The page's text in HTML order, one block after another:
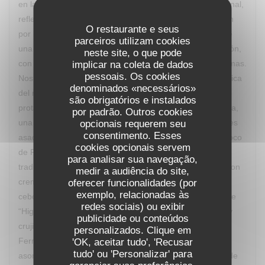
O restaurante e seus
parceiros utilizam cookies
neste site, o que pode
implicar na coleta de dados
pessoais. Os cookies
denominados «necessários»
são obrigatórios e instalados
por padrão. Outros cookies
opcionais requerem seu
consentimento. Esses
cookies opcionais servem
para analisar sua navegação,
medir a audiência do site,
oferecer funcionalidades (por
exemplo, relacionadas às
redes sociais) ou exibir
publicidade ou conteúdos
personalizados. Clique em
'OK, aceitar tudo', 'Recusar
tudo' ou 'Personalizar' para
en las que intuyes sus influencias de la cocina internacional,
reflejando su formación, trabajo de investigación y pasión
por la cocina. La salida de cada plato es acompañada de
una detallada explicación de los ingredientes y elaboración,
con lo que vas descubriendo los múltiples sabores y aromas.
Nos deleitamos con “Le Dubarry revisité” una crema clásica
del recetario francés reinterpretada y con la coliflor como
protagonista, “Sur le Banc d’Arguin” un guiño a Mauritania,
una ensalada de quinoa, mousse de foie gras y calamares
asados con caldo yodado, “Fricassée de Saint-Jaques coco
de Paimpol” una particular interpretación de un plato
tradicional aplicado a las vieiras, “Pièce de boeuf grillé” con
cremoso de gorgonzola, polenta crujiente, compota de
cebolla roja y nueces tostadas, cerrando con un postre de
“Higos asados al vino tinto especiado, crema de vainilla y
crujiente de pistacho". El maridaje lo aportó un Château
Ferran de Pessac Léognan Con frecuencia el Chef va
asomándose, con discreción, para observar la reacción de